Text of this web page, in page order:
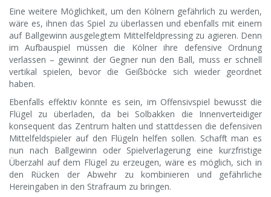
Eine weitere Möglichkeit, um den Kölnern gefährlich zu werden,
wäre es, ihnen das Spiel zu überlassen und ebenfalls mit einem
auf Ballgewinn ausgelegtem Mittelfeldpressing zu agieren. Denn
im Aufbauspiel müssen die Kölner ihre defensive Ordnung
verlassen – gewinnt der Gegner nun den Ball, muss er schnell
vertikal spielen, bevor die Geißböcke sich wieder geordnet
haben.
Ebenfalls effektiv könnte es sein, im Offensivspiel bewusst die
Flügel zu überladen, da bei Solbakken die Innenverteidiger
konsequent das Zentrum halten und stattdessen die defensiven
Mittelfeldspieler auf den Flügeln helfen sollen. Schafft man es
nun nach Ballgewinn oder Spielverlagerung eine kurzfristige
Überzahl auf dem Flügel zu erzeugen, wäre es möglich, sich in
den Rücken der Abwehr zu kombinieren und gefährliche
Hereingaben in den Strafraum zu bringen.